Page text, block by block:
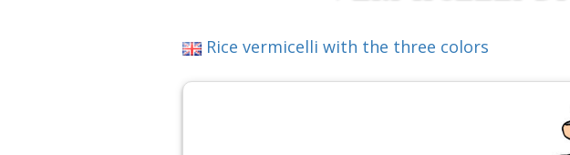
Rice vermicelli with the three colors